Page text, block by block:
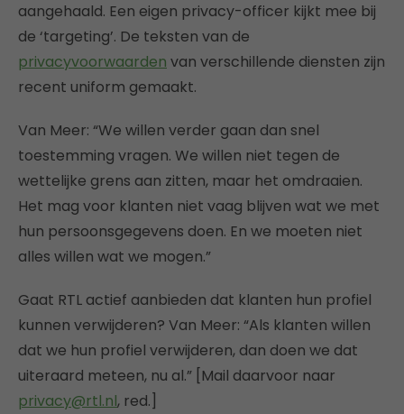
aangehaald. Een eigen privacy-officer kijkt mee bij
de ‘targeting’. De teksten van de
privacyvoorwaarden van verschillende diensten zijn
recent uniform gemaakt.
Van Meer: “We willen verder gaan dan snel
toestemming vragen. We willen niet tegen de
wettelijke grens aan zitten, maar het omdraaien.
Het mag voor klanten niet vaag blijven wat we met
hun persoonsgegevens doen. En we moeten niet
alles willen wat we mogen.”
Gaat RTL actief aanbieden dat klanten hun profiel
kunnen verwijderen? Van Meer: “Als klanten willen
dat we hun profiel verwijderen, dan doen we dat
uiteraard meteen, nu al.” [Mail daarvoor naar
privacy@rtl.nl, red.]